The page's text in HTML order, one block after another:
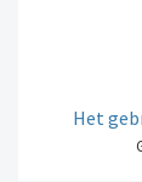
Het